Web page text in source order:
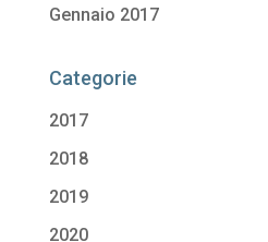
Gennaio 2017
Categorie
2017
2018
2019
2020